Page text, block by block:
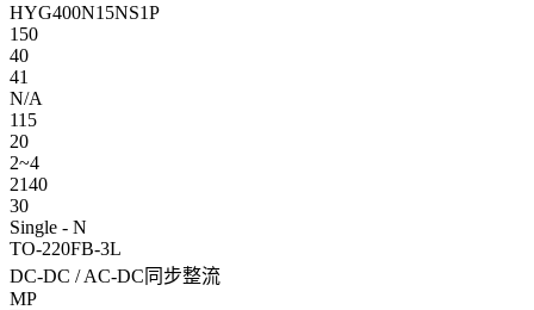
HYG400N15NS1P
150
40
41
N/A
115
20
2~4
2140
30
Single - N
TO-220FB-3L
DC-DC / AC-DC同步整流
MP